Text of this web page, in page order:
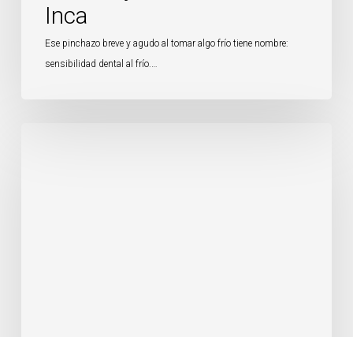
Inca
Ese pinchazo breve y agudo al tomar algo frío tiene nombre:
sensibilidad dental al frío.…